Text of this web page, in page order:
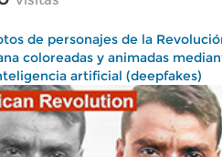
de personajes de la
coloreadas y animadas
artificial (deepfakes)